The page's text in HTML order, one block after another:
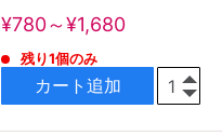
販
価
¥780～¥1,680
残り1個のみ
カート追加